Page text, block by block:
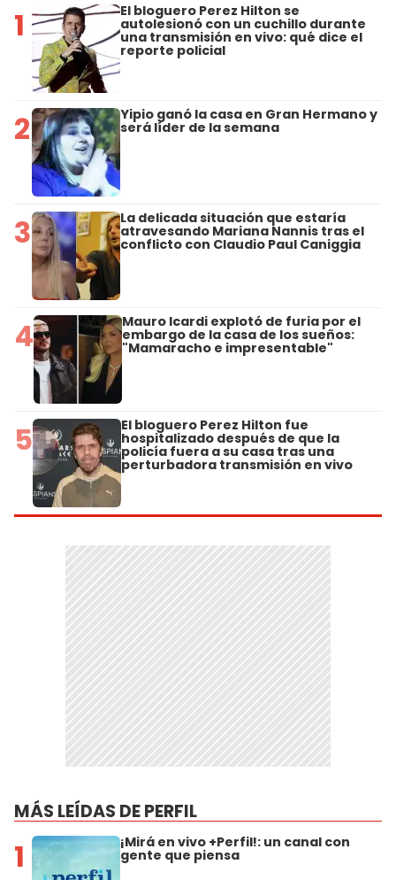
1 El bloguero Perez Hilton se
autolesionó con un cuchillo durante
una transmisión en vivo: qué dice el
reporte policial
2 Yipio ganó la casa en Gran Hermano y
será líder de la semana
3 La delicada situación que estaría
atravesando Mariana Nannis tras el
conflicto con Claudio Paul Caniggia
4 Mauro Icardi explotó de furia por el
embargo de la casa de los sueños:
"Mamaracho e impresentable"
5 El bloguero Perez Hilton fue
hospitalizado después de que la
policía fuera a su casa tras una
perturbadora transmisión en vivo
MÁS LEÍDAS DE PERFIL
1 ¡Mirá en vivo +Perfil!: un canal con
gente que piensa